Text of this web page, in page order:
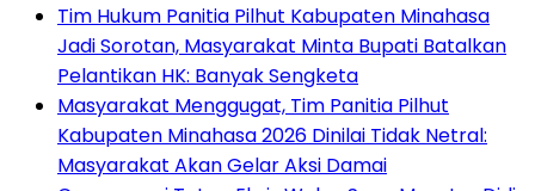
Tim Hukum Panitia Pilhut Kabupaten Minahasa
Jadi Sorotan, Masyarakat Minta Bupati Batalkan
Pelantikan HK: Banyak Sengketa
Masyarakat Menggugat, Tim Panitia Pilhut
Kabupaten Minahasa 2026 Dinilai Tidak Netral:
Masyarakat Akan Gelar Aksi Damai